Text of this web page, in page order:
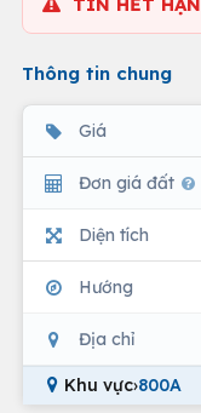
Thông tin chung
Giá
Đơn giá đất
Diện tích
Hướng
Địa chỉ
Khu vực›800A